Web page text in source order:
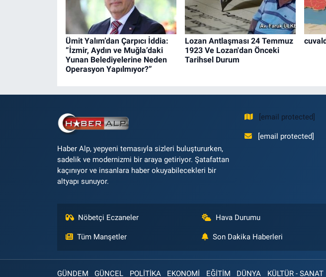
Ümit Yalım’dan Çarpıcı İddia:
“İzmir, Aydın ve Muğla’daki
Yunan Belediyelerine Neden
Operasyon Yapılmıyor?”
Lozan Antlaşması 24 Temmuz
1923 Ve Lozan'dan Önceki
Tarihsel Durum
Haber Alp, yepyeni temasıyla sizleri buluştururken,
sadelik ve modernizmi bir araya getiriyor. Şatafattan
kaçınıyor ve insanlara haber okuyabilecekleri bir
altyapı sunuyor.
[email protected]
[email protected]
Nöbetçi Eczaneler Hava Durumu
Tüm Manşetler Son Dakika Haberleri
GÜNDEM GÜNCEL POLİTİKA EKONOMİ EĞİTİM DÜNYA KÜLTÜR - SANAT